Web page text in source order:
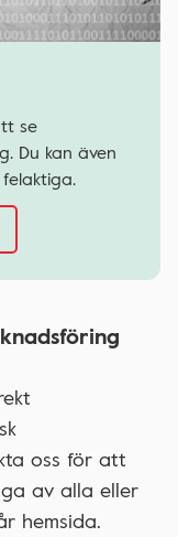
se
Du kan även
oss för att
av alla eller
hemsida.